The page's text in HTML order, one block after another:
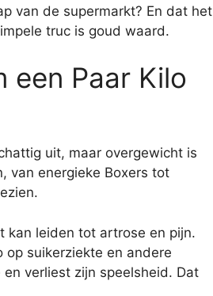
van de supermarkt? En dat het
truc is goud waard.
een Paar Kilo
uit, maar overgewicht is
van energieke Boxers tot
kan leiden tot artrose en pijn.
suikerziekte en andere
verliest zijn speelsheid. Dat